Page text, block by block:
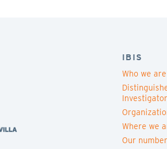
IBIS
Who we are
Investigator
Where we
Our